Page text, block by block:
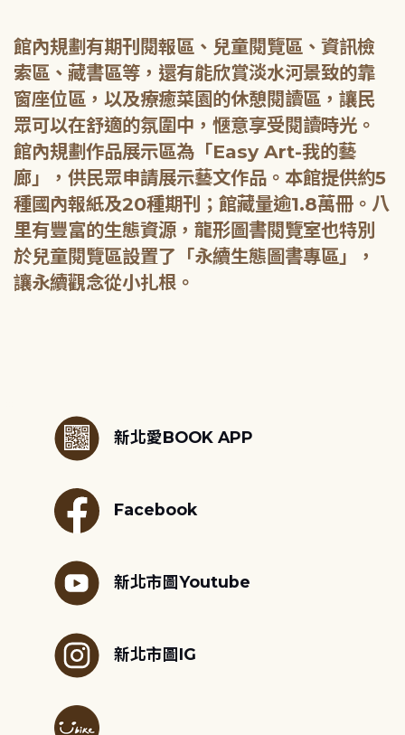
館內規劃有期刊閱報區、兒童閱覽區、資訊檢
索區、藏書區等，還有能欣賞淡水河景致的靠
窗座位區，以及療癒菜園的休憩閱讀區，讓民
眾可以在舒適的氛圍中，愜意享受閱讀時光。
館內規劃作品展示區為「Easy Art-我的藝
廊」，供民眾申請展示藝文作品。本館提供約5
種國內報紙及20種期刊；館藏量逾1.8萬冊。八
里有豐富的生態資源，龍形圖書閱覽室也特別
於兒童閱覽區設置了「永續生態圖書專區」，
新北愛BOOK APP
Facebook
新北市圖Youtube
新北市圖IG